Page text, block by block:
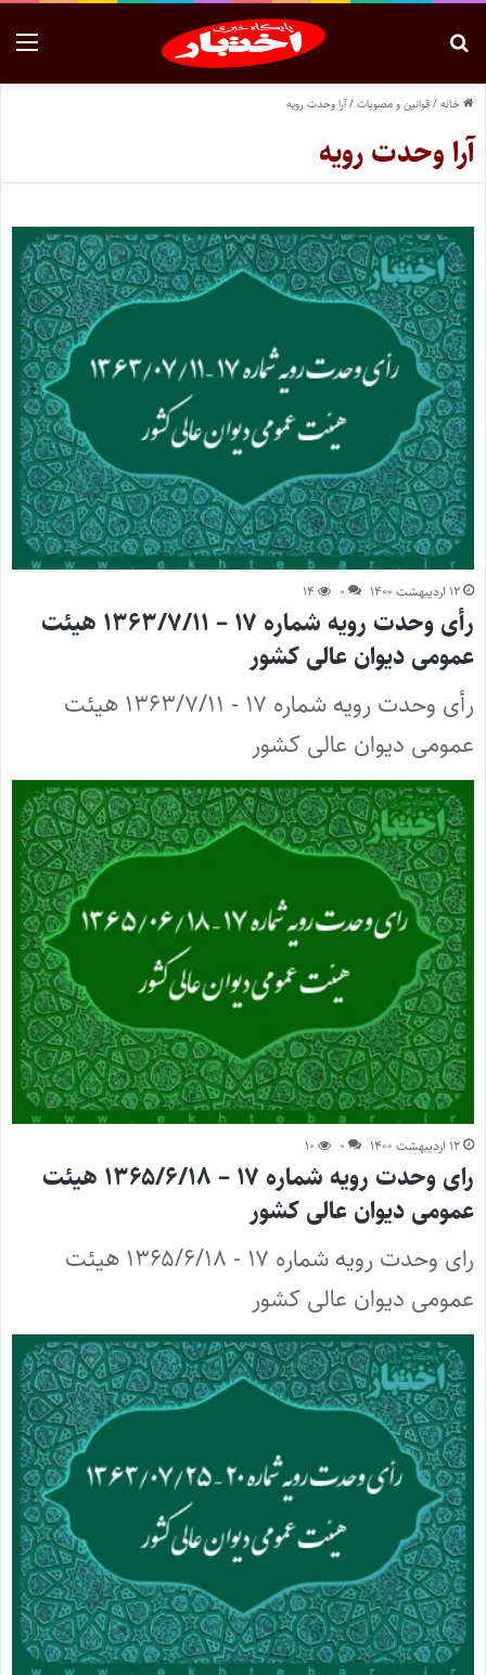
خانه/قوانین و مصوبات/آرا وحدت رویه
آرا وحدت رویه
۱۲ اردیبهشت ۱۴۰۰ ۰ ۱۴
رأی وحدت رویه شماره ۱۷ – ۱۳۶۳/۷/۱۱ هیئت
عمومی دیوان عالی کشور
رأی وحدت رویه شماره ۱۷ - ۱۳۶۳/۷/۱۱ هیئت
عمومی دیوان عالی کشور
۱۲ اردیبهشت ۱۴۰۰ ۰ ۱۰
رای وحدت رویه شماره ۱۷ – ۱۳۶۵/۶/۱۸ هیئت
عمومی دیوان عالی کشور
رای وحدت رویه شماره ۱۷ - ۱۳۶۵/۶/۱۸ هیئت
عمومی دیوان عالی کشور